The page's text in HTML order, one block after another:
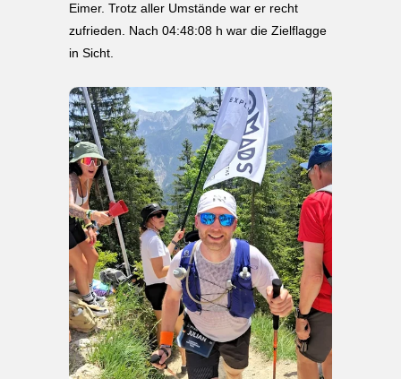
Eimer. Trotz aller Umstände war er recht
zufrieden. Nach 04:48:08 h war die Zielflagge
in Sicht.